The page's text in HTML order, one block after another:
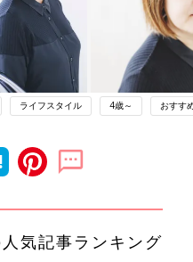
ライフスタイル 4歳～ おすす
気記事ランキング